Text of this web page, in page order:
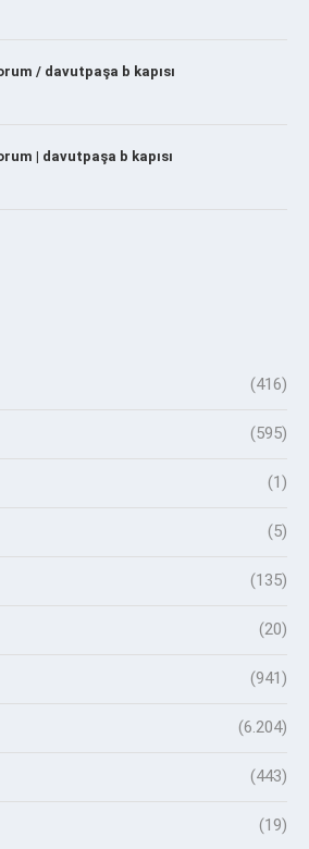
/ davutpaşa b kapısı
| davutpaşa b kapısı
(416)
(595)
(1)
(5)
(135)
(20)
(941)
(6.204)
(443)
(19)